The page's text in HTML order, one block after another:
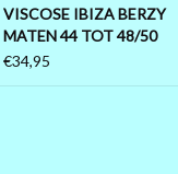
VISCOSE IBIZA BERZY
MATEN 44 TOT 48/50
BOVEN ONDER WIJDER
€34,95